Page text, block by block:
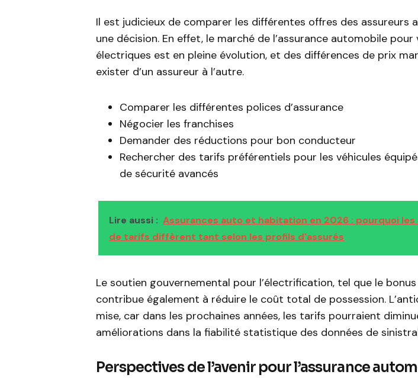
Il est judicieux de comparer les différentes offres des assureurs
une décision. En effet, le marché de l’assurance automobile pour
électriques est en pleine évolution, et des différences de prix
exister d’un assureur à l’autre.
Comparer les différentes polices d’assurance
Négocier les franchises
Demander des réductions pour bon conducteur
Rechercher des tarifs préférentiels pour les véhicules
de sécurité avancés
Lire aussi : Assurances auto et habitation en 2026 : pourquoi
de tarifs diffèrent tant selon les profils d'assurés
Le soutien gouvernemental pour l’électrification, tel que le
contribue également à réduire le coût total de possession.
mise, car dans les prochaines années, les tarifs pourraient
améliorations dans la fiabilité statistique des données de
Perspectives de l’avenir pour l’assurance